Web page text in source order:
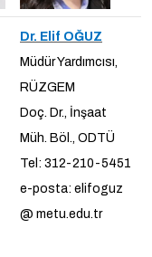
Dr. Elif OĞUZ
Müdür Yardımcısı,
RÜZGEM
Doç. Dr., İnşaat
Müh. Böl., ODTÜ
Tel: 312-210-5451
e-posta: elifoguz
@ metu.edu.tr